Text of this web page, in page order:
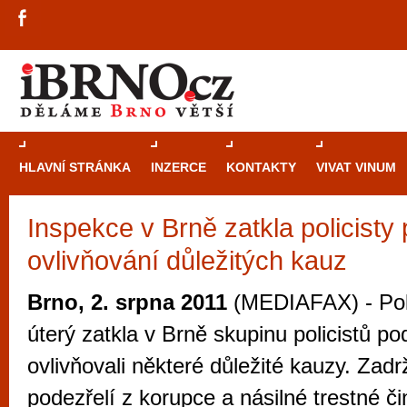
HLAVNÍ STRÁNKA INZERCE KONTAKTY VIVAT VINUM
Inspekce v Brně zatkla policisty
ovlivňování důležitých kauz
Brno, 2. srpna 2011 (MEDIAFAX) -
úterý zatkla v Brně skupinu policistů
ovlivňovali některé důležité kauzy.
podezřelí z korupce a násilné trestné
Průvodce
Brně: Od
Brno je
zajímavé
restaurace,
Mimo jiné je ale také místem, kde si